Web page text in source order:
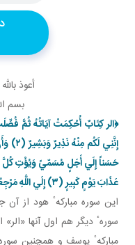
أعوذ
بسم
﴿الر كِتَابٌ أُحْكِمَتْ آيَاتُهُ ثُمَّ
إِنَّنِي
حَسَناً إِلَي أَجَلٍ مُسَمّيً وَيُؤْتِ كُلَّ
عَذَابَ يَوْمٍ كَبِيرٍ (۳) إِلَي اللَّهِ مَرْجِعُكُمْ وَهُوَ عَلَي كُلِّ شَيْ‏ءٍ قَدِيرٌ (٤)﴾
اين سوره مباركهٴ هود از
سورهٴ ديگر هم اول آنها
مباركهٴ يوسف و همچنين